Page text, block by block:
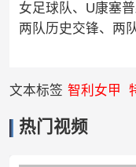
女足球队、U康塞
两队历史交锋、两
文本标签 智利女甲
热门视频